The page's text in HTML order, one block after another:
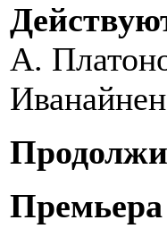
А.
Премьера